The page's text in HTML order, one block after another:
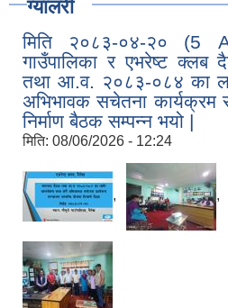
ग्यालरी
मिति २०८३-०४-२० (5
गाउँपालिका र एभरेष्ट
तथा आ.व. २०८३-०८४ का
अभिभावक सचेतना कार्यक्रम
निर्माण बैठक सम्पन्न भयो |
मिति: 08/06/2026 - 12:24
,